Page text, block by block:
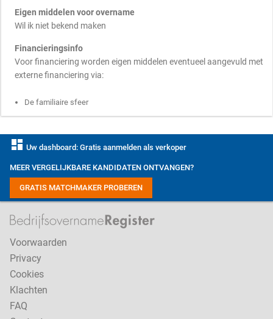
Eigen middelen voor overname
Wil ik niet bekend maken
Financieringsinfo
Voor financiering worden eigen middelen eventueel aangevuld met
externe financiering via:
De familiaire sfeer
dashboard Uw dashboard: Gratis aanmelden als verkoper
MEER VERGELIJKBARE KANDIDATEN ONTVANGEN?
GRATIS MATCHMAKER PROBEREN
Voorwaarden
Privacy
Cookies
Klachten
FAQ